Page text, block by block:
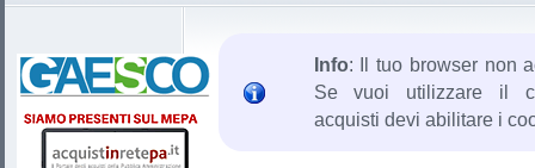
Info: Il tuo browser non
Se vuoi utilizzare il
acquisti devi abilitare i